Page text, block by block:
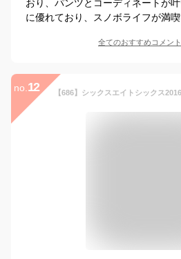
おり、パンツとコーディネートが
に優れており、スノボライフが満喫
全てのおすすめコメント
no. 12